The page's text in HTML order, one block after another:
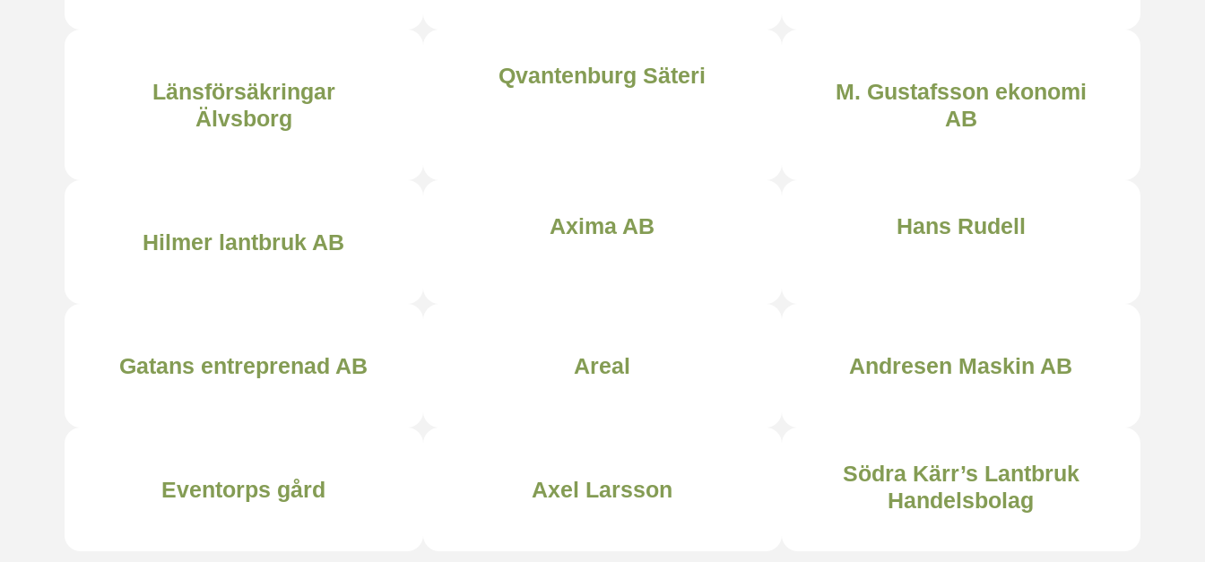
Länsförsäkringar
Älvsborg
Qvantenburg Säteri
M. Gustafsson ekonomi
AB
Hilmer lantbruk AB
Axima AB Hans Rudell
Gatans entreprenad AB Areal Andresen Maskin AB
Eventorps gård Axel Larsson
Södra Kärr’s Lantbruk
Handelsbolag